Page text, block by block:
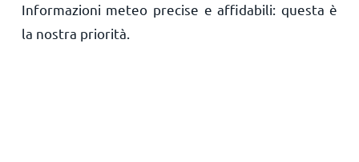
Informazioni meteo precise e affidabili: questa è
la nostra priorità.